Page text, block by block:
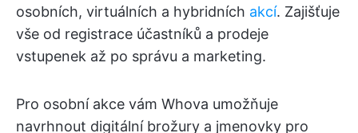
osobních, virtuálních a hybridních akcí. Zajišťuje
vše od registrace účastníků a prodeje
vstupenek až po správu a marketing.
Pro osobní akce vám Whova umožňuje
navrhnout digitální brožury a jmenovky pro